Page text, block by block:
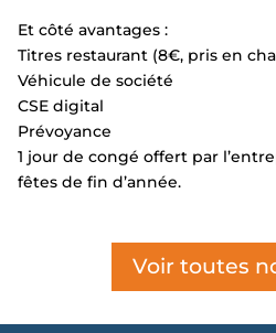
Et côté avantages :
Titres restaurant (8€, pris en
Véhicule de société
CSE digital
Prévoyance
1 jour de congé offert par
fêtes de fin d’année.
Voir toutes